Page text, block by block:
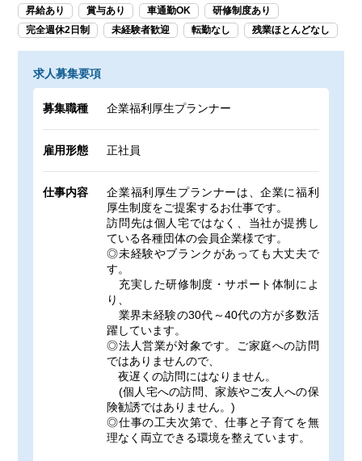
昇給あり 賞与あり 車通勤OK
研修制度あり
完全週休2日制
未経験者歓迎 転勤なし 残業ほとんどなし
求人募集要項
募集職種 企業福利厚生プランナー
雇用形態 正社員
仕事内容
企業福利厚生プランナーは、企業に福利
厚生制度をご提案するお仕事です。
訪問先は個人宅ではなく、当社が提携し
ている各種団体の会員企業様です。
◎未経験やブランクがあっても大丈夫で
す。
充実した研修制度・サポート体制によ
り、
業界未経験の30代～40代の方が多数活
躍しています。
◎法人営業が対象です。ご家庭への訪問
ではありませんので、
夜遅くの訪問にはなりません。
(個人宅への訪問、家族やご友人への保
険勧誘ではありません。)
◎仕事の工夫次第で、仕事と子育てを無
理なく両立できる環境を整えています。